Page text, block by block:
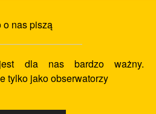
o nas piszą
dla nas bardzo ważny.
tylko jako obserwatorzy